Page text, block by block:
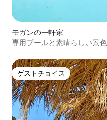
モガンの一軒家
専用プールと素晴らしい景
ゲストチョイス
ゲストチョイス